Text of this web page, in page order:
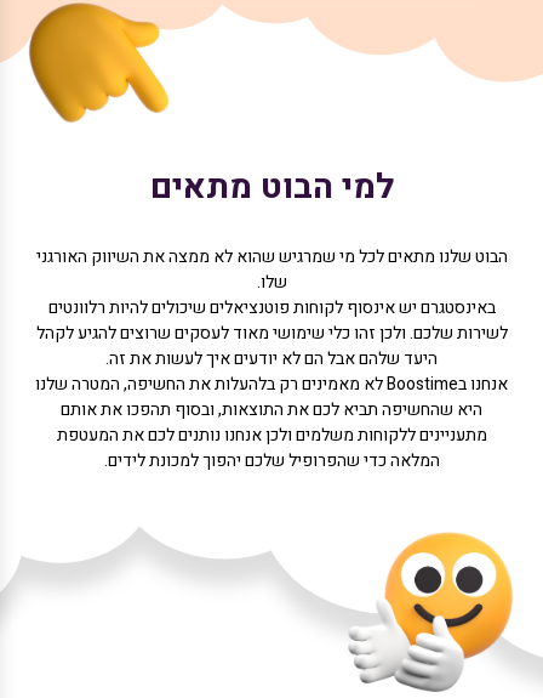
למי הבוט מתאים
הבוט שלנו מתאים לכל מי שמרגיש שהוא לא ממצה את השיווק האורגני
שלו.
באינסטגרם יש אינסוף לקוחות פוטנציאלים שיכולים להיות רלוונטים
לשירות שלכם. ולכן זהו כלי שימושי מאוד לעסקים שרוצים להגיע לקהל
היעד שלהם אבל הם לא יודעים איך לעשות את זה.
אנחנו בBoostime לא מאמינים רק בלהעלות את החשיפה, המטרה שלנו
היא שהחשיפה תביא לכם את התוצאות, ובסוף תהפכו את אותם
מתעניינים ללקוחות משלמים ולכן אנחנו נותנים לכם את המעטפת
המלאה כדי שהפרופיל שלכם יהפוך למכונת לידים.